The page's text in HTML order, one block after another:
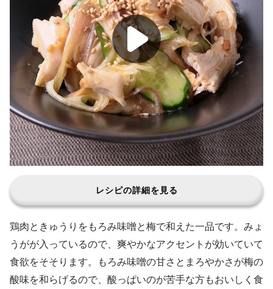
レシピの詳細を見る
鶏肉ときゅうりをもろみ味噌と梅で和えた一品です。みょ
うがが入っているので、爽やかなアクセントが効いていて
食欲をそそります。もろみ味噌の甘さとまろやかさが梅の
酸味を和らげるので、酸っぱいのが苦手な方もおいしく食